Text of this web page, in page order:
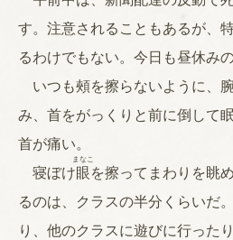
す。注意されることもあるが、
るわけでもない。今日も昼休み
いつも頰を擦らないように、
み、首をがっくりと前に倒して
首が痛い。
寝ぼけ眼
まなこ
を擦ってまわりを眺
るのは、クラスの半分くらいだ
り、他のクラスに遊びに行った